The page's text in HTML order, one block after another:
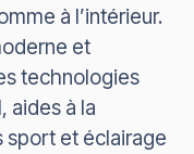
à l’intérieur.
et
technologies
aides à la
sport et éclairage